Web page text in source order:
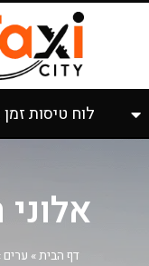
לוח טיסות
דף הבית» ערים